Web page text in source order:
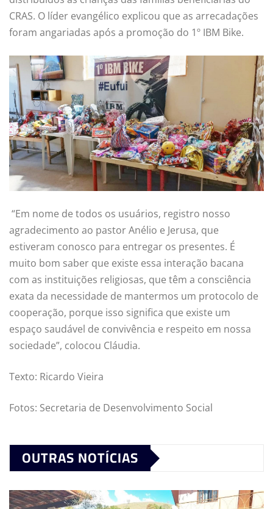
CRAS. O líder evangélico explicou que as arrecadações
foram angariadas após a promoção do 1º IBM Bike.
“Em nome de todos os usuários, registro nosso
agradecimento ao pastor Anélio e Jerusa, que
estiveram conosco para entregar os presentes. É
muito bom saber que existe essa interação bacana
com as instituições religiosas, que têm a consciência
exata da necessidade de mantermos um protocolo de
cooperação, porque isso significa que existe um
espaço saudável de convivência e respeito em nossa
sociedade”, colocou Cláudia.
Texto: Ricardo Vieira
Fotos: Secretaria de Desenvolvimento Social
OUTRAS NOTÍCIAS